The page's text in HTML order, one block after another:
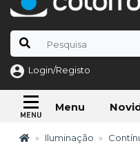
Login/Registo
Menu
Iluminação